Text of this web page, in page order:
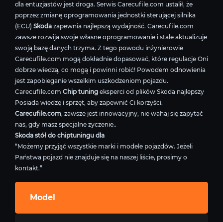
dla entuzjastów jest droga. Serwis Carecufile.com ustalił, że
poprzez zmianę oprogramowania jednostki sterującej silnika
(ECU) Skoda zapewnia najlepszą wydajność. Carecufile.com
zawsze rozwija swoje własne oprogramowanie i stale aktualizuje
swoją bazę danych trzyma. Z tego powodu inżynierowie
Carecufile.com mogą dokładnie dopasować, które regulacje Oni
dobrze wiedzą, co mogą i powinni robić! Powodem odnowienia
jest zapobieganie wszelkim uszkodzeniom pojazdu.
Carecufile.com Chip tuning eksperci od plików Skoda najlepszy
Posiada wiedzę i sprzęt, aby zapewnić Ci korzyści.
Carecufile.com, zawsze jest innowacyjny, nie wahaj się zapytać
nas, gdy masz specjalne życzenie..
Skoda stół do chiptuningu dla
“Możemy przyjąć wszystkie marki i modele pojazdów. Jeżeli
Państwa pojazd nie znajduje się na naszej liście, prosimy o
kontakt.”
Model